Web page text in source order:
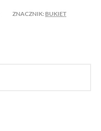
ZNACZNIK: BUKIET